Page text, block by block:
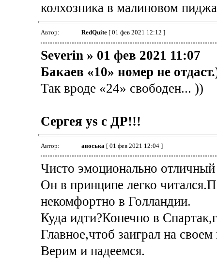
колхозника в малиновом
Автор: RedQuite[ 01 фев 2021 12:12 ]
Severin » 01 фев 2021 11:07
Бакаев «10» номер не
Так вроде «24» свободен... ))
Сергея ys с ДР!!!
Автор: авоська [ 01 фев 2021 12:04 ]
Чисто эмоционально отличный
Он в принципе легко
некомфортно в Голландии.
Куда идти?Конечно в
Главное,чтоб заиграл на
Верим и надеемся.